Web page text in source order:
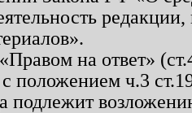
на ответ»
с положением ч.3
подлежит